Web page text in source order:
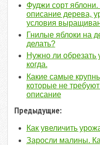
Фуджи сорт яблони.
описание дерева,
условия
Гнилые яблоки на
делать?
Нужно ли обрезать
когда.
Какие самые
которые не
описание
Предыдущие:
Как увеличить
Заросли малины.